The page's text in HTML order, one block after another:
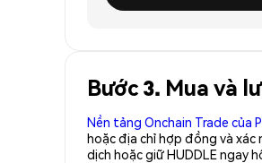
Bước 3. Mua và
Nền tảng Onchain Trade của
hoặc địa chỉ hợp đồng và xác
dịch hoặc giữ HUDDLE ngay